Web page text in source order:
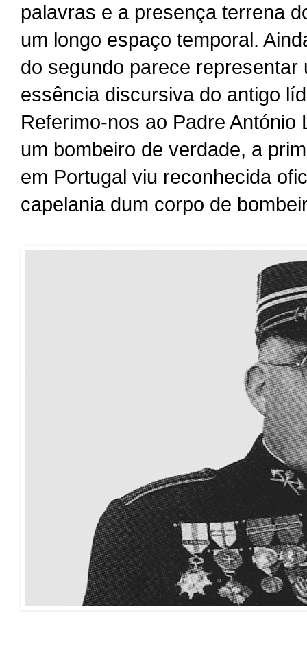
palavras e a presença terrena
um longo espaço temporal.
do segundo parece
essência discursiva do antigo
Referimo-nos ao Padre
um bombeiro de verdade, a
em Portugal viu reconhecida
capelania dum corpo de